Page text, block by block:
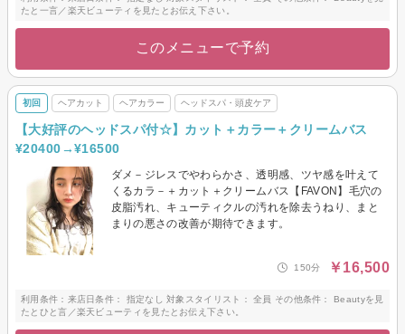
たと一言／楽天ビューティを見たとお伝え下さい。
このメニューで予約
初回 ヘアカット ヘアカラー ヘッドスパ・頭皮ケア
【大好評のヘッドスパ付☆】カット＋カラー＋クリームバス
¥20400→¥16500
ダメ－ジレスでやわらかさ、透明感、ツヤ感を叶えて
くるカラ－＋カット＋クリームバス【FAVON】毛穴の
皮脂汚れ、キューティクルの汚れを除去うねり、まと
まりの悪さの改善が期待できます。
150分 ￥16,500
利用条件：来店日条件： 指定なし 対象スタイリスト： 全員 その他条件： Beautyを見
たとひと言／楽天ビューティを見たとお伝え下さい。